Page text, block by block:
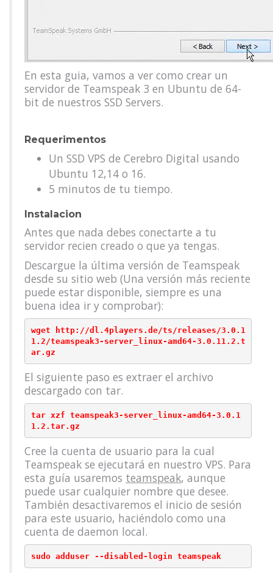
En esta guia, vamos a ver como crear un
servidor de Teamspeak 3 en Ubuntu de 64-
bit de nuestros SSD Servers.
Requerimentos
Un SSD VPS de Cerebro Digital usando
Ubuntu 12,14 o 16.
5 minutos de tu tiempo.
Instalacion
Antes que nada debes conectarte a tu
servidor recien creado o que ya tengas.
Descargue la última versión de Teamspeak
desde su sitio web (Una versión más reciente
puede estar disponible, siempre es una
buena idea ir y comprobar):
wget http://dl.4players.de/ts/releases/3.0.1
1.2/teamspeak3-server_linux-amd64-3.0.11.2.t
El siguiente paso es extraer el archivo
descargado con tar.
tar xzf teamspeak3-server_linux-amd64-3.0.1
Cree la cuenta de usuario para la cual
Teamspeak se ejecutará en nuestro VPS. Para
esta guía usaremos teamspeak, aunque
puede usar cualquier nombre que desee.
También desactivaremos el inicio de sesión
para este usuario, haciéndolo como una
cuenta de daemon local.
sudo adduser --disabled-login teamspeak